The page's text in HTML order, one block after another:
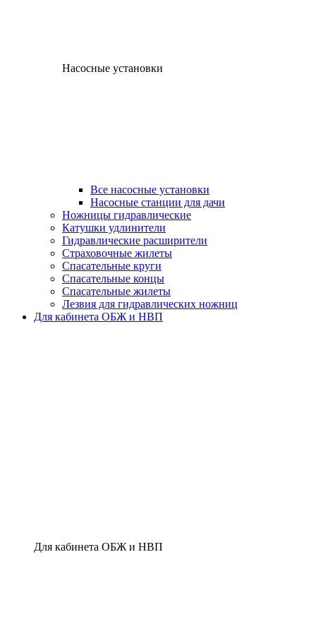
Насосные установки
Все насосные установки
Насосные станции для дачи
Ножницы гидравлические
Катушки удлинители
Гидравлические расширители
Страховочные жилеты
Спасательные круги
Спасательные концы
Спасательные жилеты
Лезвия для гидравлических ножниц
Для кабинета ОБЖ и НВП
Для кабинета ОБЖ и НВП